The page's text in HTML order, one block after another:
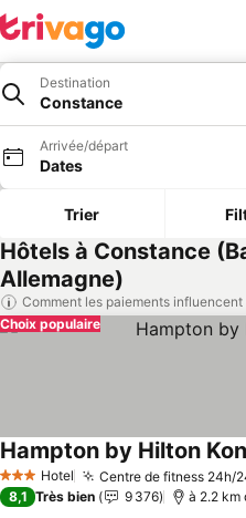
Destination
Constance
Arrivée/départ
Dates
Trier
Hôtels à Constance
Allemagne)
Comment les paiements
Choix populaire
3 ÉtoilesHotel Centre de fitness 24h/
Hampton by Hilton
8,1 Très bien 9 376 à 2.2 km